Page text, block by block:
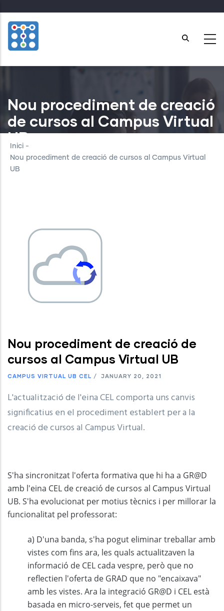
to
main
content
Nou procediment de creació
de cursos al Campus Virtual
UB
Inici -
Nou procediment de creació de cursos al Campus Virtual
UB
Nou procediment de creació de
cursos al Campus Virtual UB
CAMPUS VIRTUAL UB CEL / JANUARY 20, 2021
L'actualització de l'eina CEL comporta uns canvis
significatius en el procediment establert per a la
creació de cursos al Campus Virtual.
S'ha sincronitzat l'oferta formativa que hi ha a GR@D
amb l'eina CEL de creació de cursos al Campus Virtual
UB. S'ha evolucionat per motius tècnics i per millorar la
funcionalitat pel professorat:
a) D'una banda, s'ha pogut eliminar treballar amb
vistes com fins ara, les quals actualitzaven la
informació de CEL cada vespre, però que no
reflectien l'oferta de GRAD que no "encaixava"
amb les vistes. Ara la integració GR@D i CEL està
basada en micro-serveis, fet que permet un